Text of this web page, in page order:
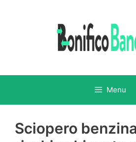
Menu
Sciopero